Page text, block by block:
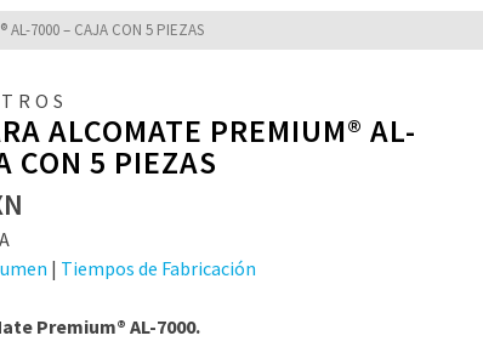
AL-7000 – CAJA CON 5 PIEZAS
ALCOMATE PREMIUM® AL-
CON 5 PIEZAS
| Tiempos de Fabricación
Premium® AL-7000.